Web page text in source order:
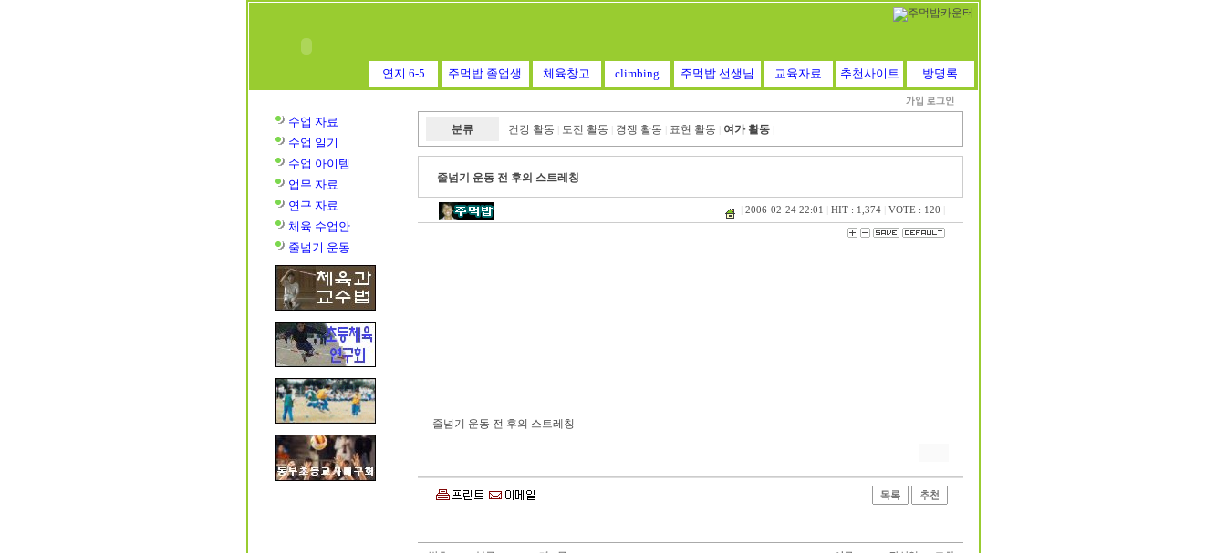
연지 6-5 주먹밥 졸업생 체육창고 climbing 주먹밥 선생님 교육자료 추천사이트 방명록
수업 자료
수업 일기
수업 아이템
업무 자료
연구 자료
체육 수업안
줄넘기 운동
분류 건강 활동 도전 활동 경쟁 활동 표현 활동 여가 활동
줄넘기 운동 전 후의 스트레칭
2006·02·24 22:01 HIT : 1,374 VOTE : 120
줄넘기 운동 전 후의 스트레칭